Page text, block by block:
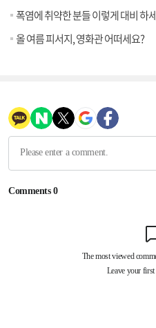
폭염에 취약한 분들 이렇게 대비 하
올 여름 피서지, 영화관 어떠세요?